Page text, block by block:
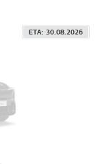
ETA: 30.08.2026